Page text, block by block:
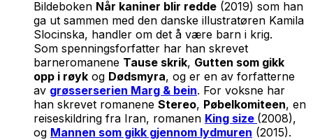
Bildeboken Når kaniner blir redde (2019) som han
ga ut sammen med den danske illustratøren Kamila
Slocinska, handler om det å være barn i krig.
Som spenningsforfatter har han skrevet
barneromanene Tause skrik, Gutten som gikk
opp i røyk og Dødsmyra, og er en av forfatterne
av grøsserserien Marg & bein. For voksne har
han skrevet romanene Stereo, Pøbelkomiteen, en
reiseskildring fra Iran, romanen King size (2008),
og Mannen som gikk gjennom lydmuren (2015).